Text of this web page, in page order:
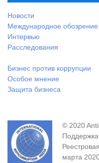
Новости
Международное обозрение
Интервью
Расследования
Бизнес против коррупции
Особое мнение
Защита бизнеса
© 2020
марта